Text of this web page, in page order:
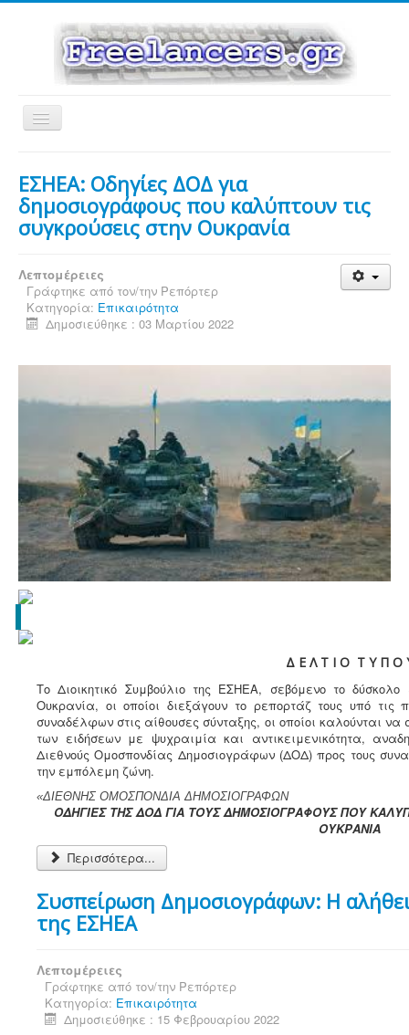
Εναλλαγή
πλοήγησης
ΕΣΗΕΑ: Οδηγίες ΔΟΔ για
δημοσιογράφους που καλύπτουν τις
συγκρούσεις στην Ουκρανία
Λεπτομέρειες
Γράφτηκε από τον/την Ρεπόρτερ
Κατηγορία: Επικαιρότητα
Δημοσιεύθηκε : 03 Μαρτίου 2022
Δ Ε Λ Τ Ι Ο Τ Υ Π Ο
Το Διοικητικό Συμβούλιο της ΕΣΗΕΑ, σεβόμενο το
Ουκρανία, οι οποίοι διεξάγουν το ρεπορτάζ τους υπό
συναδέλφων στις αίθουσες σύνταξης, οι οποίοι καλούνται να
των ειδήσεων με ψυχραιμία και αντικειμενικότητα,
Διεθνούς Ομοσπονδίας Δημοσιογράφων (ΔΟΔ) προς τους
την εμπόλεμη ζώνη.
«ΔΙΕΘΝΗΣ ΟΜΟΣΠΟΝΔΙΑ ΔΗΜΟΣΙΟΓΡΑΦΩΝ
ΟΔΗΓΙΕΣ ΤΗΣ ΔΟΔ ΓΙΑ ΤΟΥΣ ΔΗΜΟΣΙΟΓΡΑΦΟΥΣ ΠΟΥ
ΟΥΚΡΑΝΙΑ
Περισσότερα...
Συσπείρωση Δημοσιογράφων: Η
της ΕΣΗΕΑ
Λεπτομέρειες
Γράφτηκε από τον/την Ρεπόρτερ
Κατηγορία: Επικαιρότητα
Δημοσιεύθηκε : 15 Φεβρουαρίου 2022